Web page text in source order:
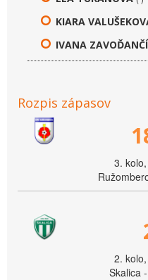
KIARA
IVANA
Rozpis zápasov
3.
2.
Skalica